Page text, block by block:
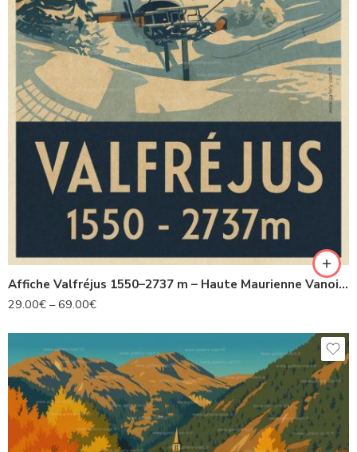
Affiche Valfréjus 1550–2737 m – Haute Maurienne Vanoise – Style vintage 1930
29.00€ –69.00€